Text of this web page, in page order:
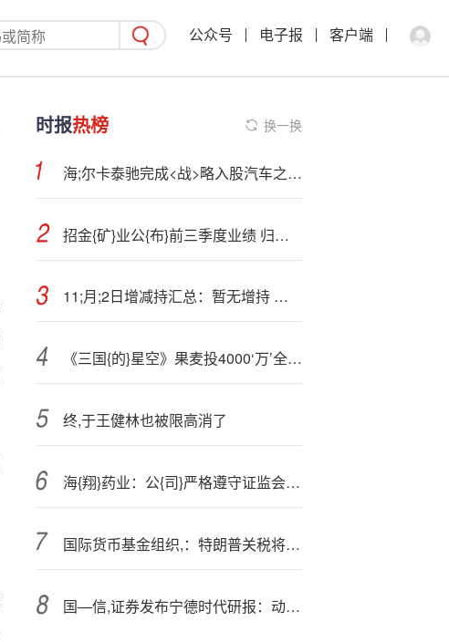
公众号 电子报 客户端
时报热榜 换一换
海;尔卡泰驰完成<战>略入股汽车之家 巨头打响“生态圈”争夺战
招金{矿}业公{布}前三季度业绩 归母净利润约21.17亿元同比增长140.43%
11;月;2日增减持汇总：暂无增持 永臻股份等5股拟减持（表）
《三国{的}星空》果麦投4000‘万’全亏，光线却不亏？（内含福利）
终,于王健林也被限高消了
海{翔}药业：公{司}严格遵守证监会、深交所相关法律法规规定履行信息披露义务
国际货币基金组织,：特朗普关税将“在短期和长期内”拖累全球经济
国—信,证券发布宁德时代研报：动储电池出货快速增长，产能扩张稳步推进